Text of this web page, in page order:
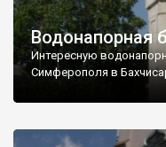
Водонапорная
Интересную
Симферополя в